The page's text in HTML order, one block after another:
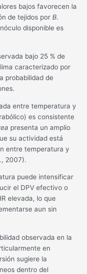
bajos favorecen la
de tejidos porB.
disponible es
bajo 25 % de
caracterizado por
probabilidad de
entre temperatura y
es consistente
presenta un amplio
su actividad está
entre temperatura y
2007).
puede intensificar
el DPV efectivo o
elevada, lo que
aun sin
observada en la
en
sugiere la
dentro del